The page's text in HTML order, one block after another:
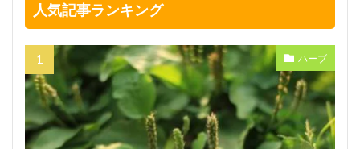
人気記事ランキング
ハーブ